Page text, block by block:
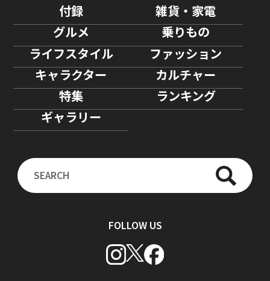
付録
雑貨・家電
グルメ
乗りもの
ライフスタイル
ファッション
キャラクター
カルチャー
特集
ランキング
ギャラリー
FOLLOW US